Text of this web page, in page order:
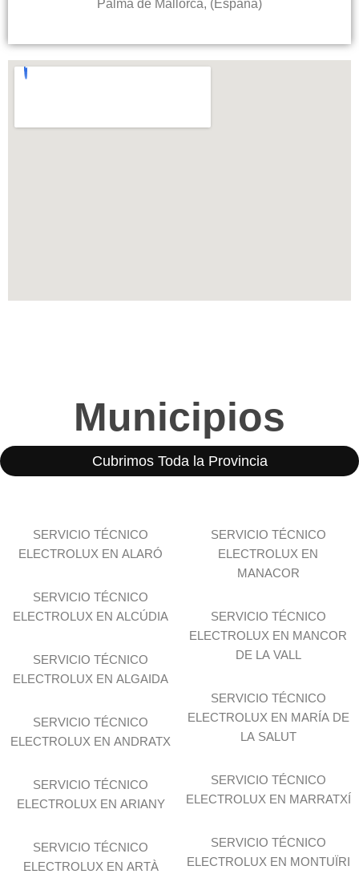
Palma de Mallorca, (España)
Municipios
Cubrimos Toda la Provincia
SERVICIO TÉCNICO
ELECTROLUX EN ALARÓ
SERVICIO TÉCNICO
ELECTROLUX EN ALCÚDIA
SERVICIO TÉCNICO
ELECTROLUX EN ALGAIDA
SERVICIO TÉCNICO
ELECTROLUX EN ANDRATX
SERVICIO TÉCNICO
ELECTROLUX EN ARIANY
SERVICIO TÉCNICO
ELECTROLUX EN ARTÀ
SERVICIO TÉCNICO
ELECTROLUX EN
MANACOR
SERVICIO TÉCNICO
ELECTROLUX EN MANCOR
DE LA VALL
SERVICIO TÉCNICO
ELECTROLUX EN MARÍA DE
LA SALUT
SERVICIO TÉCNICO
ELECTROLUX EN MARRATXÍ
SERVICIO TÉCNICO
ELECTROLUX EN MONTUÏRI